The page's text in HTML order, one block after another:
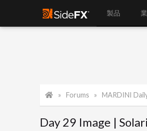
製品
Forums MARDINI
Day 29 Image |